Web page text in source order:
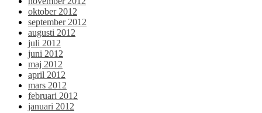
oktober 2012
september 2012
augusti 2012
juli 2012
juni 2012
maj 2012
april 2012
mars 2012
februari 2012
januari 2012